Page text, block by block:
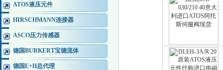
ATOS液压元件
HIRSCHMANN连接器
ASCO压力传感器
德国BURKERT宝德流体
德国E+H总代理